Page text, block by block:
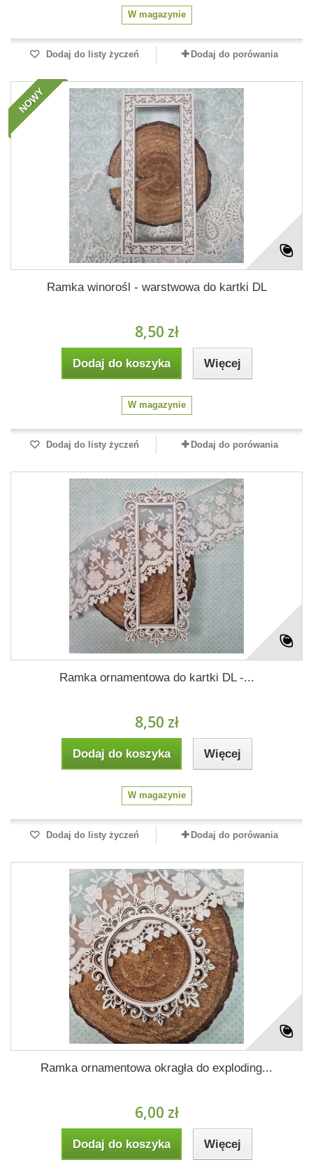
W magazynie
Dodaj do listy życzeń Dodaj do porówania
NOWY
Ramka winorośl - warstwowa do kartki DL
8,50 zł
Dodaj do koszyka Więcej
W magazynie
Dodaj do listy życzeń Dodaj do porówania
Ramka ornamentowa do kartki DL -...
8,50 zł
Dodaj do koszyka Więcej
W magazynie
Dodaj do listy życzeń Dodaj do porówania
Ramka ornamentowa okragła do exploding...
6,00 zł
Dodaj do koszyka Więcej